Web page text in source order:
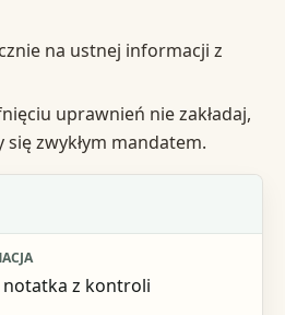
na ustnej informacji z
uprawnień nie zakładaj,
zwykłym mandatem.
z kontroli